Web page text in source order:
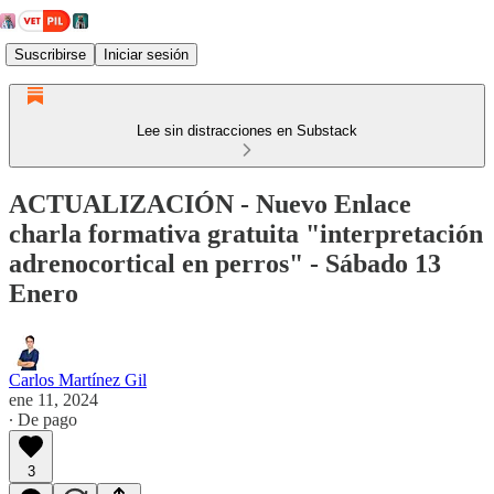
Suscribirse Iniciar sesión
Lee sin distracciones en Substack
ACTUALIZACIÓN - Nuevo Enlace
charla formativa gratuita "interpretación
adrenocortical en perros" - Sábado 13
Enero
Carlos Martínez Gil
ene 11, 2024
∙ De pago
3